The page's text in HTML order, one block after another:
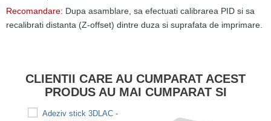
Recomandare: Dupa asamblare, sa efectuati calibrarea PID si sa
recalibrati distanta (Z-offset) dintre duza si suprafata de imprimare.
CLIENTII CARE AU CUMPARAT ACEST
PRODUS AU MAI CUMPARAT SI